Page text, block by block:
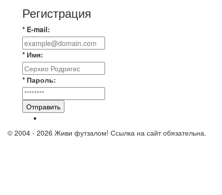
Регистрация
* E-mail:
* Имя:
* Пароль:
Отправить
© 2004 - 2026 Живи футзалом! Ссылка на сайт обязательна.